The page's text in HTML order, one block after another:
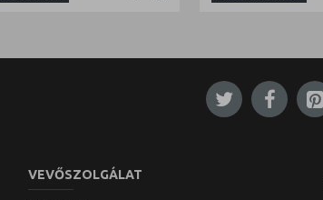
VEVŐSZOLGÁLAT